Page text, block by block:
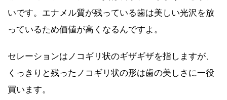
いです。エナメル質が残っている歯は美しい光沢を放
っているため価値が高くなるんですよ。
セレーションはノコギリ状のギザギザを指しますが、
くっきりと残ったノコギリ状の形は歯の美しさに一役
買います。